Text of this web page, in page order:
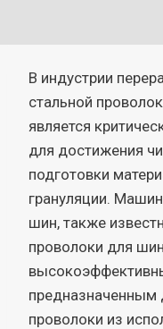
В индустрии
стальной
является
для достижения
подготовки
грануляции.
шин, также
проволоки для
предназначенным
проволоки из